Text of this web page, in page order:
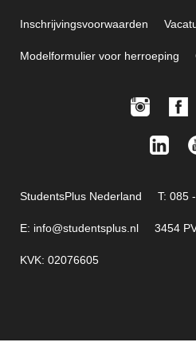
Inschrijvingsvoorwaarden
Modelformulier voor herroeping
StudentsPlus Nederland T: 085
E: info@studentsplus.nl 3454
KVK: 02076605